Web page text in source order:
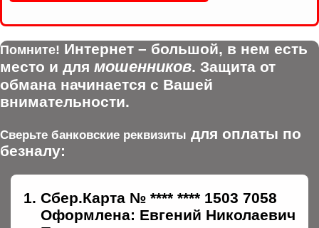
Помните! Интернет – большой, в нем есть
место и для мошенников. Защита от
обмана начинается с Вашей
внимательности.
Сверьте банковские реквизиты для оплаты по
безналу:
Сбер.Карта № **** **** 1503 7058
Оформлена: Евгений Николаевич